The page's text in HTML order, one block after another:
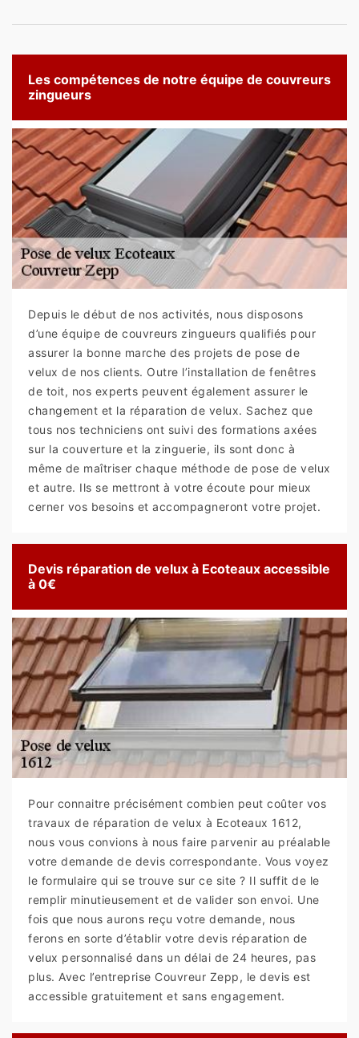
Les compétences de notre équipe de couvreurs
zingueurs
Depuis le début de nos activités, nous disposons
d’une équipe de couvreurs zingueurs qualifiés pour
assurer la bonne marche des projets de pose de
velux de nos clients. Outre l’installation de fenêtres
de toit, nos experts peuvent également assurer le
changement et la réparation de velux. Sachez que
tous nos techniciens ont suivi des formations axées
sur la couverture et la zinguerie, ils sont donc à
même de maîtriser chaque méthode de pose de velux
et autre. Ils se mettront à votre écoute pour mieux
cerner vos besoins et accompagneront votre projet.
Devis réparation de velux à Ecoteaux accessible
à 0€
Pour connaitre précisément combien peut coûter vos
travaux de réparation de velux à Ecoteaux 1612,
nous vous convions à nous faire parvenir au préalable
votre demande de devis correspondante. Vous voyez
le formulaire qui se trouve sur ce site ? Il suffit de le
remplir minutieusement et de valider son envoi. Une
fois que nous aurons reçu votre demande, nous
ferons en sorte d’établir votre devis réparation de
velux personnalisé dans un délai de 24 heures, pas
plus. Avec l’entreprise Couvreur Zepp, le devis est
accessible gratuitement et sans engagement.